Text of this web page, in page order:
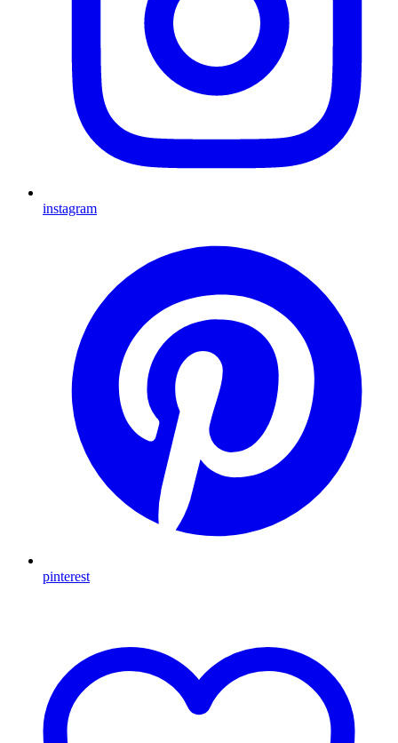
instagram
pinterest